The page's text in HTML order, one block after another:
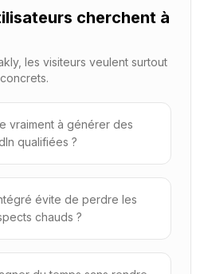
cherchent à
les visiteurs veulent surtout
vraiment à générer des
qualifiées ?
évite de perdre les
chauds ?